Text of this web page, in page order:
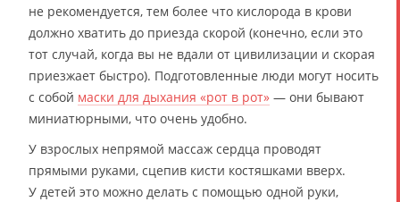
не рекомендуется, тем более что кислорода в крови
должно хватить до приезда скорой (конечно, если это
тот случай, когда вы не вдали от цивилизации и скорая
приезжает быстро). Подготовленные люди могут носить
с собой маски для дыхания «рот в рот» — они бывают
миниатюрными, что очень удобно.
У взрослых непрямой массаж сердца проводят
прямыми руками, сцепив кисти костяшками вверх.
У детей это можно делать с помощью одной руки,